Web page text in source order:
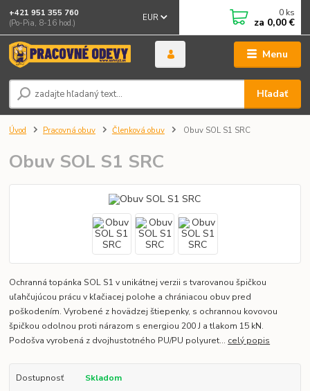
Menu
EUR
Hľadať
+421 951 355 760
(Po-Pia, 8-16 hod.)
0 ks
za 0,00 €
Úvod Pracovná obuv Členková obuv Obuv SOL S1 SRC
Obuv SOL S1 SRC
Ochranná topánka SOL S1 v unikátnej verzii s tvarovanou špičkou
uľahčujúcou prácu v kľačiacej polohe a chrániacou obuv pred
poškodením. Vyrobené z hovädzej štiepenky, s ochrannou kovovou
špičkou odolnou proti nárazom s energiou 200 J a tlakom 15 kN.
Podošva vyrobená z dvojhustotného PU/PU polyuret... celý popis
Dostupnosť
Skladom